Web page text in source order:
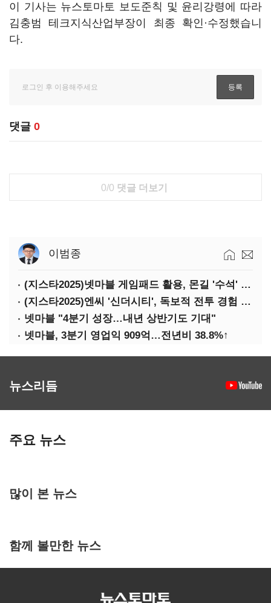
이 기사는 뉴스토마토 보도준칙 및 윤리강령에 따라
김충범 테크지식산업부장이 최종 확인·수정했습니
다.
댓글 0
0/0 댓글 더보기
이범종
(지스타2025)넷마블 게임패드 활용, 몬길 '수석' 7대죄 '차석'
(지스타2025)엔씨 '신더시티', 독보적 전투 경험 필요
넷마블 "4분기 성장…내년 상반기도 기대"
넷마블, 3분기 영업익 909억…전년비 38.8%↑
뉴스리듬
주요 뉴스
많이 본 뉴스
함께 볼만한 뉴스